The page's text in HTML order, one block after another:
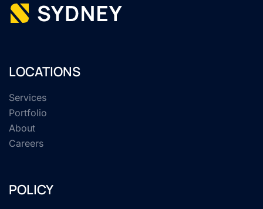
LOCATIONS
Services
Portfolio
About
Careers
POLICY